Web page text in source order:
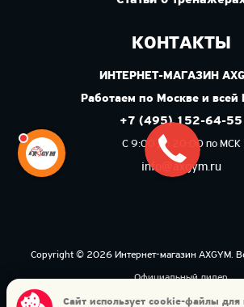
КОНТАКТЫ
ИНТЕРНЕТ-МАГАЗИН
Работаем по Москве и всей
+7 (495) 152-64-55
С 9:00 до 20:00 по МСК
info@axgym.ru
Copyright © 2026 Интернет-магазин AXGYM.
Официальный дилер
Политика
Сайт использует cookie-файлы для